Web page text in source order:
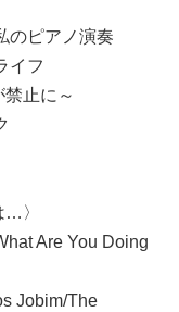
のピアノ演奏
イフ
止に～
…〉
Are You Doing
Jobim/The